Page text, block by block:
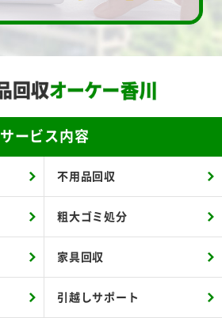
サービス内容
不用品回収
粗大ゴミ処分
家具回収
引越しサポート